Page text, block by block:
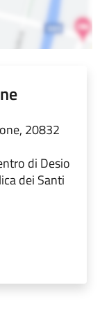
20832
di Desio
dei Santi